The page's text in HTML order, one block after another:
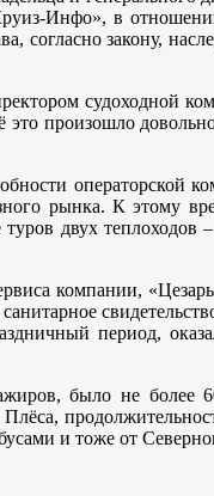
Инфо», в
согласно закону,
судоходной
произошло
операторской
рынка. К этому
двух
компании,
период,
было не более
и тоже от